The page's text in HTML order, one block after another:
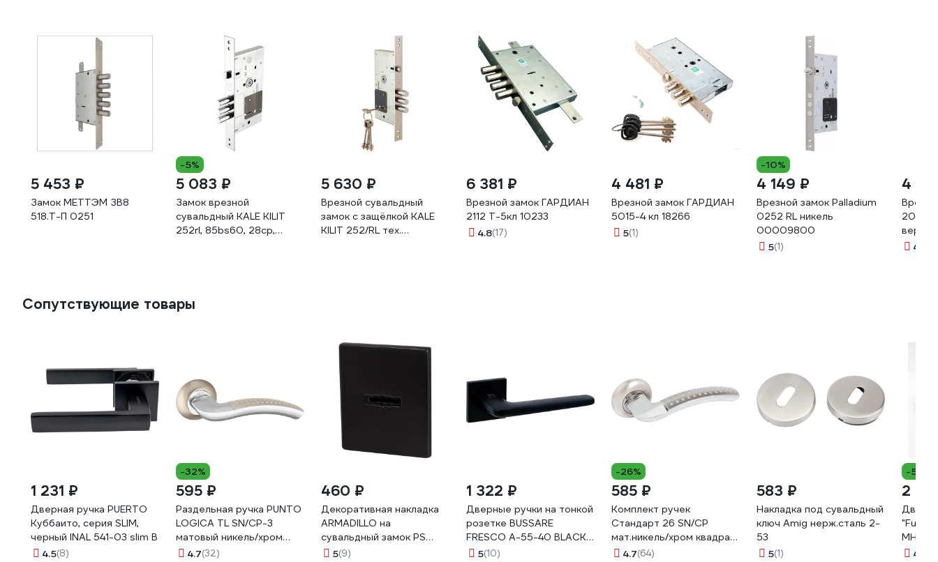
5 453 ₽
Замок МЕТТЭМ ЗВ8
518.Т-П 0251
-5%
5 083 ₽
Замок врезной
сувальдный KALE KILIT
252rl, 85bs60, 28cp,
5 630 ₽
Врезной сувальдный
замок с защёлкой KALE
KILIT 252/RL тех.
6 381 ₽
Врезной замок ГАРДИАН
2112 Т-5кл 10233
4.8(17)
4 481 ₽
Врезной замок ГАРДИАН
5015-4 кл 18266
5(1)
-10%
4 149 ₽
Врезной замок Palladium
0252 RL никель
00009800
5(1)
4
4
Сопутствующие товары
1 231 ₽
Дверная ручка PUERTO
Куббаито, серия SLIM,
черный INAL 541-03 slim B
4.5(8)
-32%
595 ₽
Раздельная ручка PUNTO
LOGICA TL SN/CP-3
матовый никель/хром
35749
4.7(32)
460 ₽
Декоративная накладка
ARMADILLO на
сувальдный замок PS
Protector/USS BL, черный
5(9)
1 322 ₽
Дверные ручки на тонкой
розетке BUSSARE
FRESCO A-55-40 BLACK
940000004026
5(10)
-26%
585 ₽
Комплект ручек
Стандарт 26 SN/CP
мат.никель/хром квадрат
140мм (В2В) 14886
4.7(64)
583 ₽
Накладка под сувальдный
ключ Amig нерж.сталь 2-
53
5(1)
-5%
2
MH-28
4.9